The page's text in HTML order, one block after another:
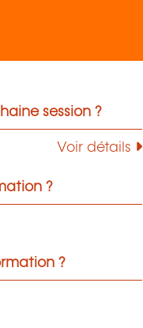
session ?
Voir détails
?
?